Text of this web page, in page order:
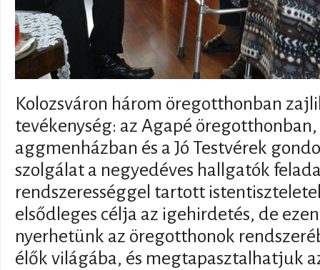
Kolozsváron három öregotthonban
tevékenység: az Agapé öregotthonban,
aggmenházban és a Jó Testvérek
szolgálat a negyedéves hallgatók
rendszerességgel tartott
elsődleges célja az igehirdetés, de
nyerhetünk az öregotthonok
élők világába, és megtapasztalhatjuk